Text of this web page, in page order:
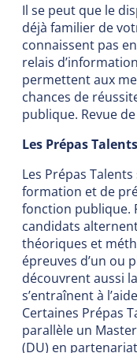
Il se peut que le
déjà familier de
connaissent pas
relais
permettent aux
chances de
publique. Revue
Les Prépas
Les Prépas
formation et de
fonction publique.
candidats
théoriques et
épreuves d’un ou
découvrent aussi
s’entraînent à
Certaines Prépas
parallèle un
(DU) en